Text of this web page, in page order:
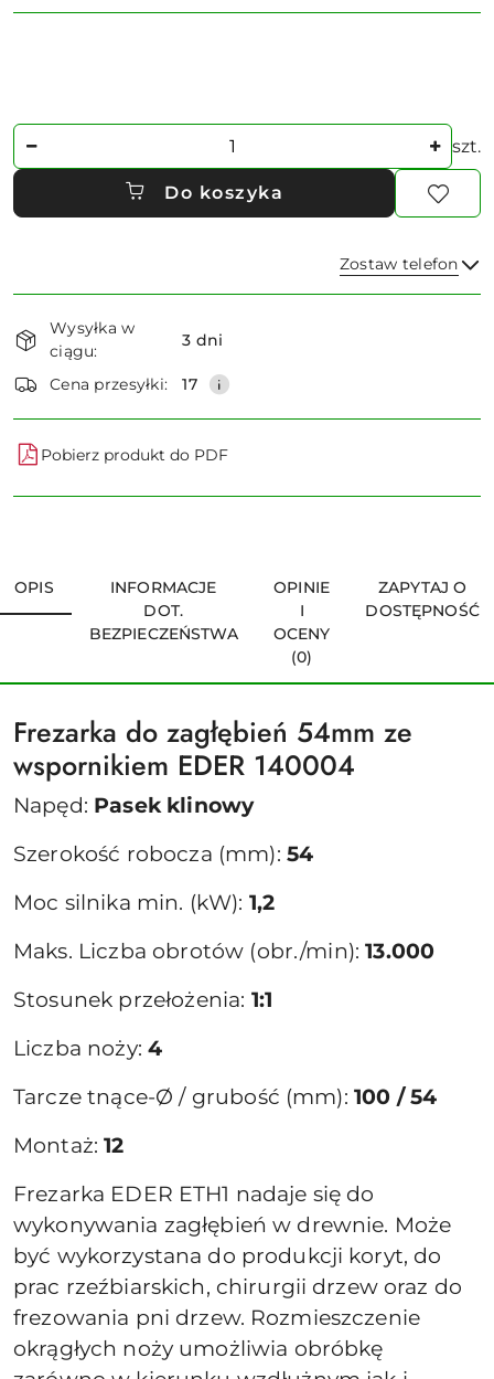
Ilość szt.
Do koszyka
Zostaw telefon
i
dostawa
Wysyłka w
ciągu:
3 dni
Cena przesyłki: 17
Pobierz produkt do PDF
OPIS
INFORMACJE
DOT.
BEZPIECZEŃSTWA
OPINIE
I
OCENY
(0)
ZAPYTAJ O
DOSTĘPNOŚĆ
Frezarka do zagłębień 54mm ze
wspornikiem EDER 140004
Napęd: Pasek klinowy
Szerokość robocza (mm): 54
Moc silnika min. (kW): 1,2
Maks. Liczba obrotów (obr./min):13.000
Stosunek przełożenia: 1:1
Liczba noży:4
Tarcze tnące-Ø / grubość (mm): 100 / 54
Montaż:12
Frezarka EDER ETH1 nadaje się do
wykonywania zagłębień w drewnie. Może
być wykorzystana do produkcji koryt, do
prac rzeźbiarskich, chirurgii drzew oraz do
frezowania pni drzew. Rozmieszczenie
okrągłych noży umożliwia obróbkę